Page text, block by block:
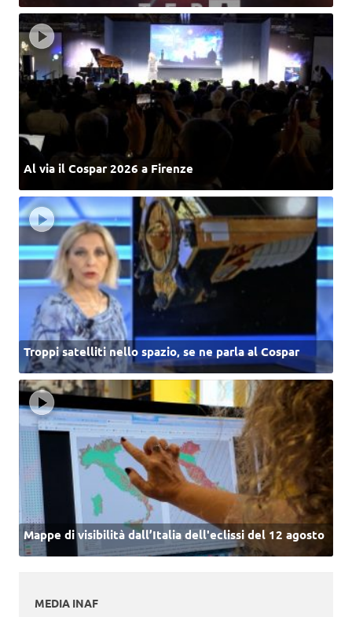
Al via il Cospar 2026 a Firenze
Troppi satelliti nello spazio, se ne parla al Cospar
Mappe di visibilità dall’Italia dell'eclissi del 12 agosto
MEDIA INAF